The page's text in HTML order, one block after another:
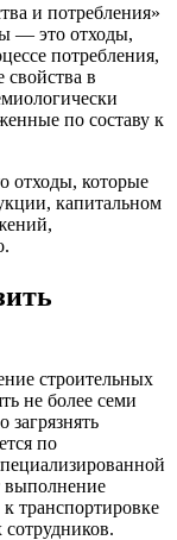
и потребления»
— это отходы,
потребления,
свойства в
по составу к
отходы, которые
капитальном
строительных
не более семи
по
выполнение
транспортировке